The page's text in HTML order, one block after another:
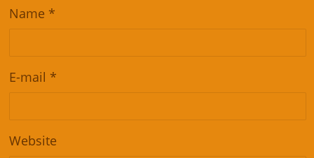
Name *
E-mail *
Website